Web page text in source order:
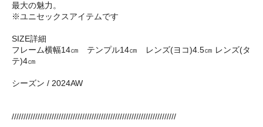
最大の魅力。
※ユニセックスアイテムです
SIZE詳細
フレーム横幅14㎝ テンプル14㎝ レンズ(ヨコ)4.5㎝ レンズ(タ
テ)4㎝
シーズン / 2024AW
//////////////////////////////////////////////////////////////////////